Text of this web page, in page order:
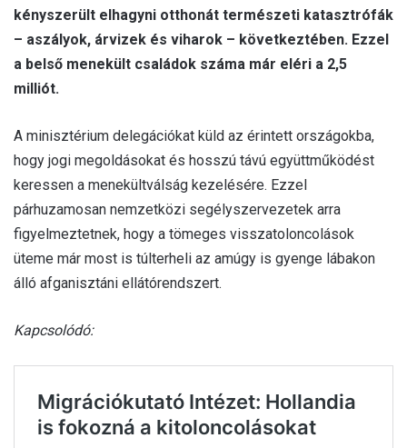
kényszerült elhagyni otthonát természeti katasztrófák
– aszályok, árvizek és viharok – következtében. Ezzel
a belső menekült családok száma már eléri a 2,5
milliót.
A minisztérium delegációkat küld az érintett országokba,
hogy jogi megoldásokat és hosszú távú együttműködést
keressen a menekültválság kezelésére. Ezzel
párhuzamosan nemzetközi segélyszervezetek arra
figyelmeztetnek, hogy a tömeges visszatoloncolások
üteme már most is túlterheli az amúgy is gyenge lábakon
álló afganisztáni ellátórendszert.
Kapcsolódó: